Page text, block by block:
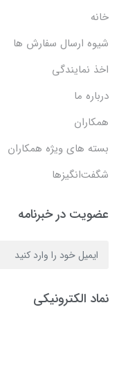
خانه
شیوه ارسال سفارش ها
اخذ نمایندگی
درباره ما
همکاران
بسته های ویژه همکاران
شگفت‌انگیزها
عضویت در خبرنامه
نماد الکترونیکی